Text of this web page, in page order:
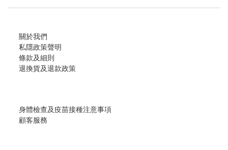
關於我們
私隱政策聲明
條款及細則
退換貨及退款政策
身體檢查及疫苗接種注意事項
顧客服務